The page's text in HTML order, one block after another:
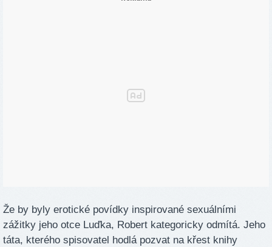
Že by byly erotické povídky inspirované sexuálními
zážitky jeho otce Luďka, Robert kategoricky odmítá. Jeho
táta, kterého spisovatel hodlá pozvat na křest knihy